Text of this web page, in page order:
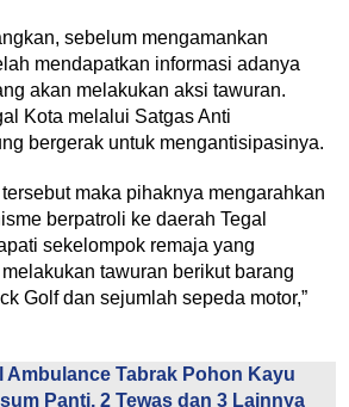
sebelum mengamankan
mendapatkan informasi adanya
akan melakukan aksi tawuran.
Kota melalui Satgas Anti
bergerak untuk mengantisipasinya.
maka pihaknya mengarahkan
berpatroli ke daerah Tegal
sekelompok remaja yang
tawuran berikut barang
Golf dan sejumlah sepeda motor,”
Ambulance Tabrak Pohon Kayu
Panti, 2 Tewas dan 3 Lainnya